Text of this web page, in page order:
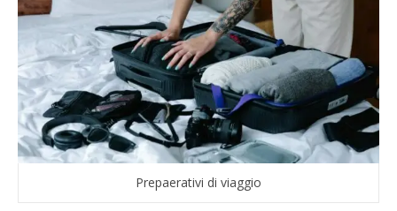
Prepaerativi di viaggio